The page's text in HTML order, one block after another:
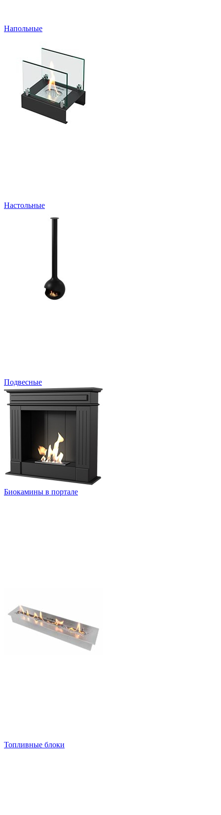
Напольные
Настольные
Подвесные
Биокамины в портале
Топливные блоки